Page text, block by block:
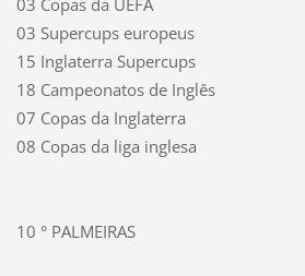
03 Copas da UEFA
03 Supercups europeus
15 Inglaterra Supercups
18 Campeonatos de Inglês
07 Copas da Inglaterra
08 Copas da liga inglesa
10 ° PALMEIRAS